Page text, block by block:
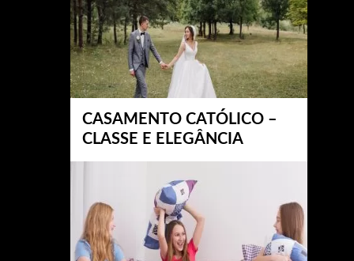
CASAMENTO CATÓLICO –
CLASSE E ELEGÂNCIA